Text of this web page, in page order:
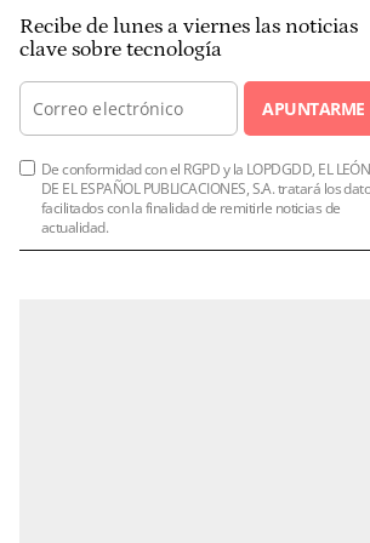
Recibe de lunes a viernes las noticias
clave sobre tecnología
APUNTARME
De conformidad con el RGPD y la LOPDGDD, EL LEÓN
DE EL ESPAÑOL PUBLICACIONES, S.A. tratará los
facilitados con la finalidad de remitirle noticias de
actualidad.